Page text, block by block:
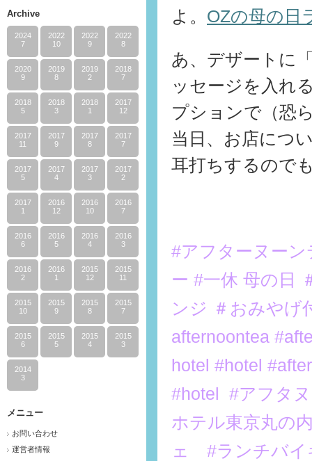
Archive
2024
7
2022
10
2022
9
2022
8
2020
9
2019
8
2019
2
2018
7
2018
5
2018
3
2018
1
2017
12
2017
11
2017
9
2017
8
2017
7
2017
5
2017
4
2017
3
2017
2
2017
1
2016
12
2016
10
2016
7
2016
6
2016
5
2016
4
2016
3
2016
2
2016
1
2015
12
2015
11
2015
10
2015
9
2015
8
2015
7
2015
6
2015
5
2015
4
2015
3
2014
3
メニュー
お問い合わせ
運営者情報
よ。 OZの母の日
あ、デザートに
ッセージを入れ
プションで（恐
当日、お店につ
耳打ちするので
#アフターヌー
ー #一休 母の日
ンジ ＃おみやげ
afternoontea
hotel #hotel
#hotel #アフタ
ホテル東京丸の
ェ #ランチバ